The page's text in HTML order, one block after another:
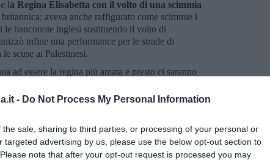
- Do Not Process My Personal Information
the sale, sharing to third parties, or processing of your personal or
targeted advertising by us, please use the below opt-out section to
note that after your opt-out request is processed you may
la Regina Elisabetta con il volto di una scimmia
aveva anche raffigurato come scimmie i
le banconote inglesi sostituendo il volto di
infine una performance per le strade di
scuse ai Palestinesi.
ad essere la regina più amata e presto ci saranno